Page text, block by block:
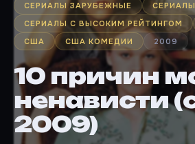
СЕРИАЛЫ ЗАРУБЕЖНЫЕ
СЕРИАЛЫ С ВЫСОКИМ РЕЙТИНГОМ
США
США КОМЕДИИ 2009
10 причин
ненависти
2009)